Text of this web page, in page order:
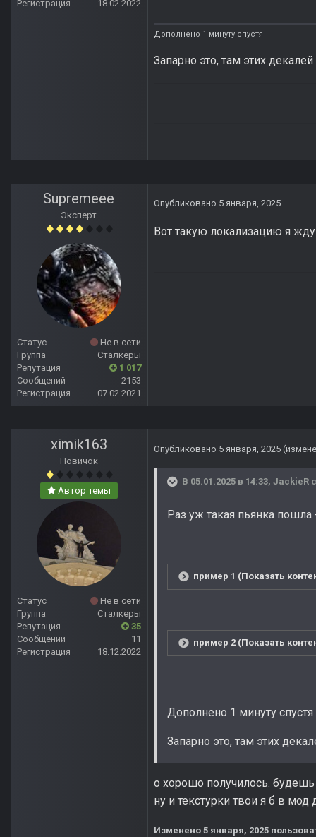
Регистрация 18.02.2022
Дополнено 1 минуту спустя
Запарно это, там этих
Supremeee
Эксперт
Статус
Не в сети
Группа
Сталкеры
Репутация
1 017
Сообщений
2153
Регистрация
07.02.2021
Опубликовано 5 января, 2025
Вот такую локализацию я жду
ximik163
Новичок
Автор темы
Статус
Не в сети
Группа
Сталкеры
Репутация
35
Сообщений
11
Регистрация
18.12.2022
Опубликовано 5 января, 2025
В 05.01.2025 в 14:33, JackieR
Раз уж такая пьянка
пример 1 (Показать
пример 2 (Показать
Дополнено 1 минуту спустя
Запарно это, там этих
о хорошо получилось.
ну и текстурки твои я б в
Изменено 5 января, 2025